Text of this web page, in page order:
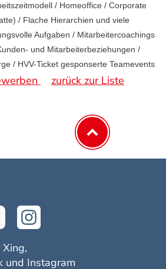
/ Homeoffice / Corporate
/ Flache Hierarchien und viele
Aufgaben / Mitarbeitercoachings
und Mitarbeiterbeziehungen /
/ HVV-Ticket gesponserte Teamevents
zurück zur Liste
und Instagram